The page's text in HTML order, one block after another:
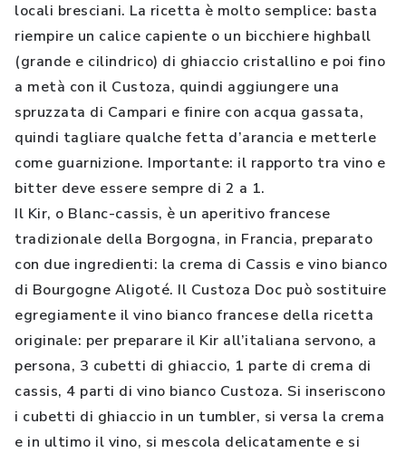
locali bresciani. La ricetta è molto semplice: basta
riempire un calice capiente o un bicchiere highball
(grande e cilindrico) di ghiaccio cristallino e poi fino
a metà con il Custoza, quindi aggiungere una
spruzzata di Campari e finire con acqua gassata,
quindi tagliare qualche fetta d’arancia e metterle
come guarnizione. Importante: il rapporto tra vino e
bitter deve essere sempre di 2 a 1.
Il Kir, o Blanc-cassis, è un aperitivo francese
tradizionale della Borgogna, in Francia, preparato
con due ingredienti: la crema di Cassis e vino bianco
di Bourgogne Aligoté. Il Custoza Doc può sostituire
egregiamente il vino bianco francese della ricetta
originale: per preparare il Kir all’italiana servono, a
persona, 3 cubetti di ghiaccio, 1 parte di crema di
cassis, 4 parti di vino bianco Custoza. Si inseriscono
i cubetti di ghiaccio in un tumbler, si versa la crema
e in ultimo il vino, si mescola delicatamente e si